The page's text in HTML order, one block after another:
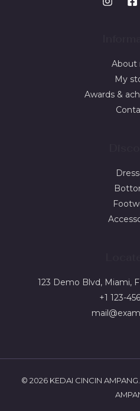
About
My
Awards &
123 Demo Blvd, Miami,
+1 123-
© 2026 KEDAI CINCIN